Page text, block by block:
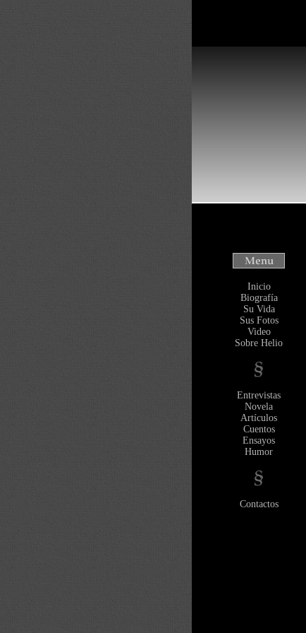
Inicio
Biografía
Su Vida
Sus Fotos
Video
Sobre Helio
Entrevistas
Novela
Artículos
Cuentos
Ensayos
Humor
Contactos